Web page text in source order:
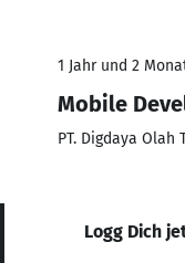
1 Jahr und 2
Mobile
PT. Digdaya Olah
Logg Dich